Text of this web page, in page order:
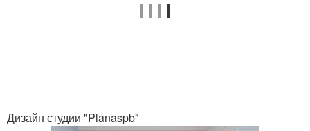
Дизайн студии "Planaspb"